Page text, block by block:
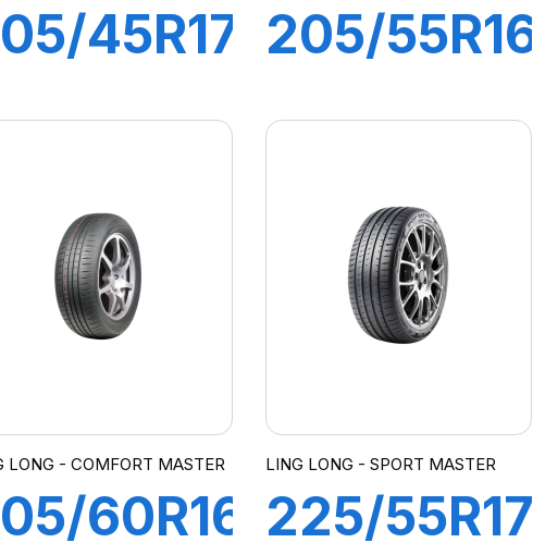
45R17 205/55R16
MAX
LONG - COMFORT MASTER
60R16
LING LONG - SPORT MASTER
225/55R17